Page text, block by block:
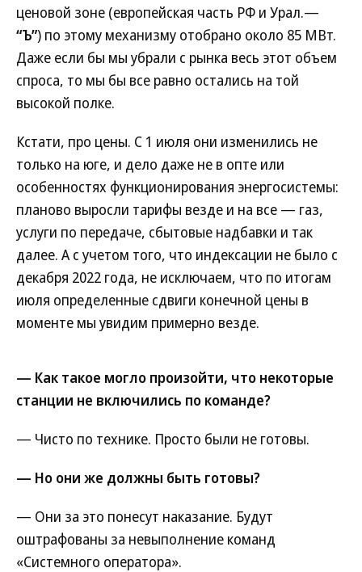
ценовой зоне (европейская часть РФ и Урал.—
“Ъ”) по этому механизму отобрано около 85 МВт.
Даже если бы мы убрали с рынка весь этот объем
спроса, то мы бы все равно остались на той
высокой полке.
Кстати, про цены. С 1 июля они изменились не
только на юге, и дело даже не в опте или
особенностях функционирования энергосистемы:
планово выросли тарифы везде и на все — газ,
услуги по передаче, сбытовые надбавки и так
далее. А с учетом того, что индексации не было с
декабря 2022 года, не исключаем, что по итогам
июля определенные сдвиги конечной цены в
моменте мы увидим примерно везде.
— Как такое могло произойти, что некоторые
станции не включились по команде?
— Чисто по технике. Просто были не готовы.
— Но они же должны быть готовы?
— Они за это понесут наказание. Будут
оштрафованы за невыполнение команд
«Системного оператора».